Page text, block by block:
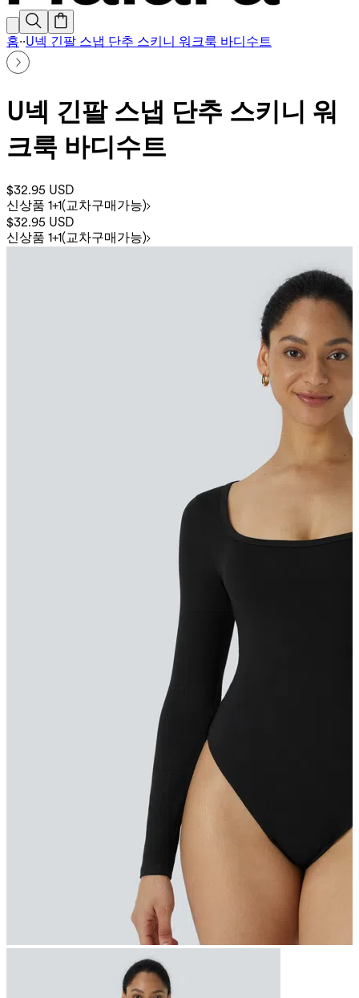
홈··U넥 긴팔 스냅 단추 스키니 워크룩 바디수트
U넥 긴팔 스냅 단추 스키니 워
크룩 바디수트
$32.95 USD
신상품 1+1(교차구매가능)
$32.95 USD
신상품 1+1(교차구매가능)